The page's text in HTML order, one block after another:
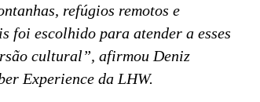
refúgios remotos e
foi escolhido para atender a esses
cultural”, afirmou Deniz
Experience da LHW.